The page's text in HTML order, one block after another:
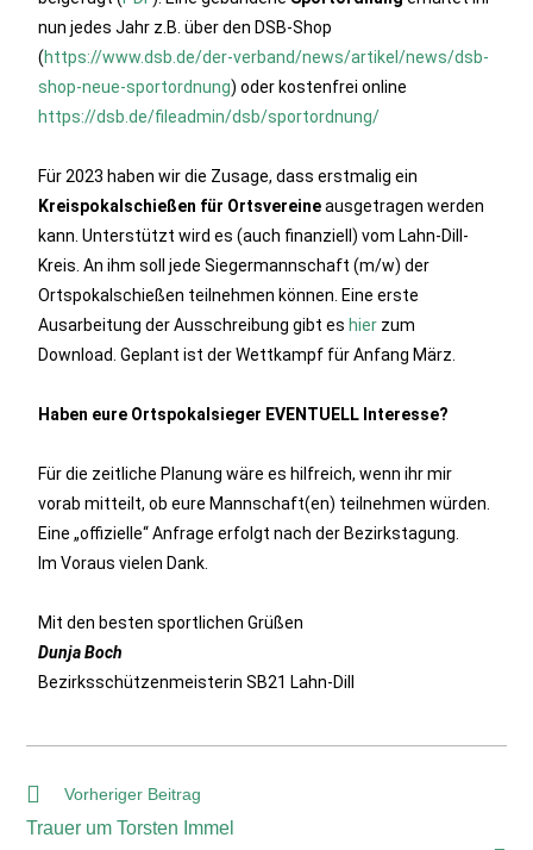
nun jedes Jahr z.B. über den DSB-Shop
(https://www.dsb.de/der-verband/news/artikel/news/dsb-
shop-neue-sportordnung) oder kostenfrei online
https://dsb.de/fileadmin/dsb/sportordnung/
Für 2023 haben wir die Zusage, dass erstmalig ein
Kreispokalschießen für Ortsvereineausgetragen werden
kann. Unterstützt wird es (auch finanziell) vom Lahn-Dill-
Kreis. An ihm soll jede Siegermannschaft (m/w) der
Ortspokalschießen teilnehmen können. Eine erste
Ausarbeitung der Ausschreibung gibt es hier zum
Download. Geplant ist der Wettkampf für Anfang März.
Haben eure Ortspokalsieger EVENTUELL Interesse?
Für die zeitliche Planung wäre es hilfreich, wenn ihr mir
vorab mitteilt, ob eure Mannschaft(en) teilnehmen würden.
Eine „offizielle“ Anfrage erfolgt nach der Bezirkstagung.
Im Voraus vielen Dank.
Mit den besten sportlichen Grüßen
Dunja Boch
Bezirksschützenmeisterin SB21 Lahn-Dill
Vorheriger Beitrag
Trauer um Torsten Immel